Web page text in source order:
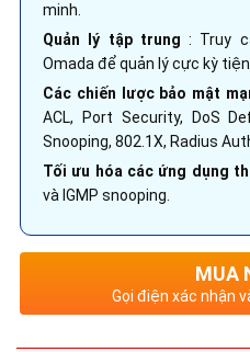
minh.
Quản lý tập trung : Truy
Omada để quản lý cực kỳ
Các chiến lược bảo mật
ACL, Port Security, DoS
Snooping, 802.1X, Radius
Tối ưu hóa các ứng dụng
và IGMP snooping.
MUA
Gọi điện xác nhận